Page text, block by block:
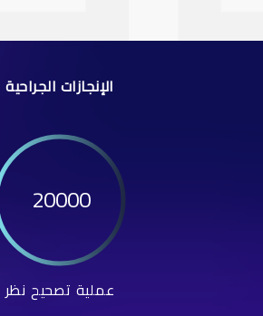
الإنجازات الجراحية
20000
عملية تصحيح نظر